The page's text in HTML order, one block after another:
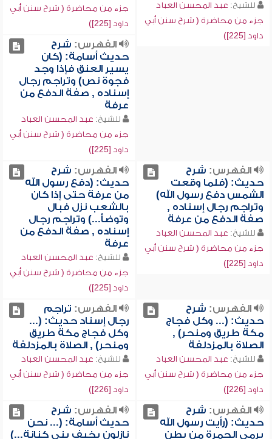
للشيخ: عبد المحسن العباد
جزء من محاضرة ( شرح سنن أبي
داود [225])
جزء من محاضرة ( شرح سنن أبي
داود [225])
الفهرس: شرح
حديث أسامة: (كان
يسير العنق فإذا وجد
فجوة نص) وتراجم رجال
إسناده , صفة الدفع من
عرفة
للشيخ: عبد المحسن العباد
جزء من محاضرة ( شرح سنن أبي
داود [225])
الفهرس: شرح
حديث: (فلما وقعت
الشمس دفع رسول الله)
وتراجم رجال إسناده ,
صفة الدفع من عرفة
للشيخ: عبد المحسن العباد
جزء من محاضرة ( شرح سنن أبي
داود [225])
الفهرس: شرح
حديث: (دفع رسول الله
من عرفة حتى إذا كان
بالشعب نزل فبال
وتوضأ...) وتراجم رجال
إسناده , صفة الدفع من
عرفة
للشيخ: عبد المحسن العباد
جزء من محاضرة ( شرح سنن أبي
داود [225])
الفهرس: شرح
حديث: (... وكل فجاج
مكة طريق ومنحر) ,
الصلاة بالمزدلفة
للشيخ: عبد المحسن العباد
جزء من محاضرة ( شرح سنن أبي
داود [226])
الفهرس: تراجم
رجال إسناد حديث: (...
وكل فجاج مكة طريق
ومنحر) , الصلاة بالمزدلفة
للشيخ: عبد المحسن العباد
جزء من محاضرة ( شرح سنن أبي
داود [226])
الفهرس: شرح
حديث: (رأيت رسول الله
يرمي الجمرة من بطن
الفهرس: شرح
حديث أسامة: (... نحن
نازلون بخيف بني كنانة...)